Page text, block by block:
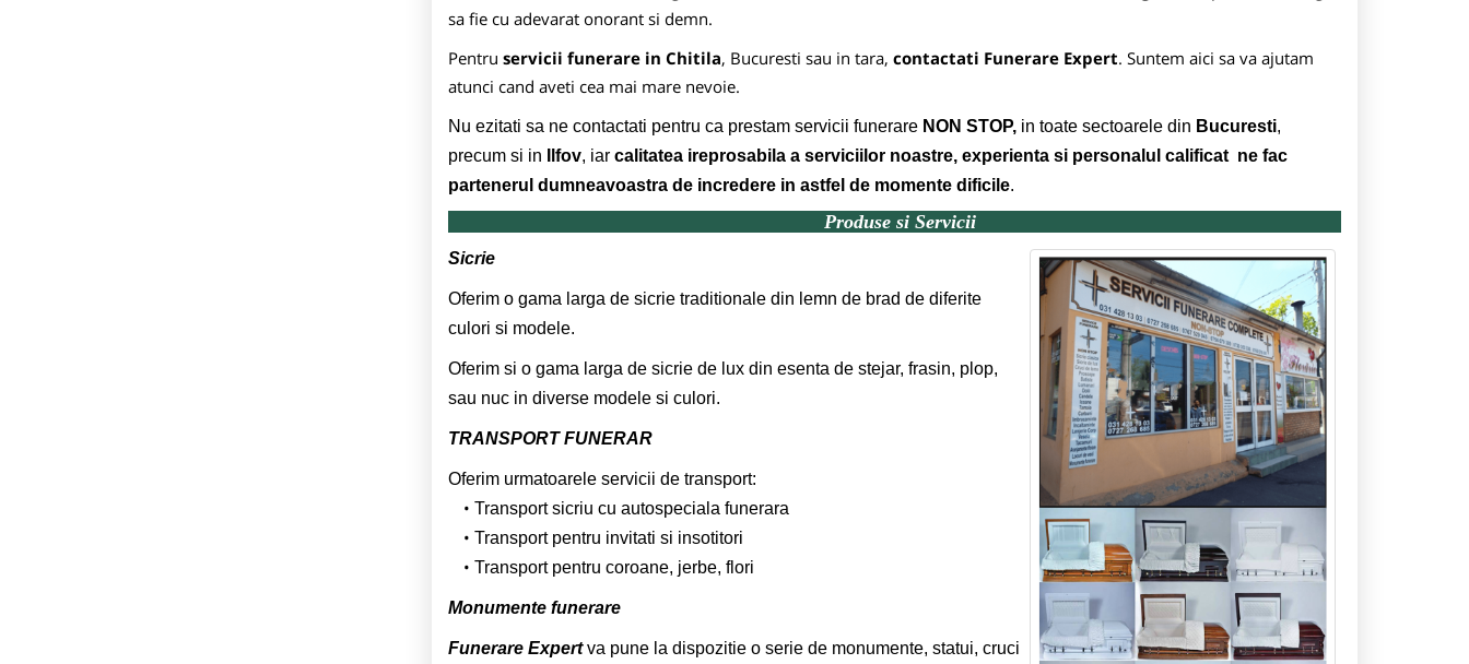
sa fie cu adevarat onorant si demn.
Pentru servicii funerare in Chitila, Bucuresti sau in tara, contactati Funerare Expert. Suntem aici sa va ajutam
atunci cand aveti cea mai mare nevoie.
Nu ezitati sa ne contactati pentru ca prestam servicii funerare NON STOP,in toate sectoarele din Bucuresti,
precum si in
Ilfov, iar calitatea ireprosabila a serviciilor noastre, experienta si personalul calificat ne fac
partenerul dumneavoastra de incredere in astfel de momente dificile.
Produse si Servicii
Sicrie
Oferim o gama larga de sicrie traditionale din lemn de brad de diferite
culori si modele.
Oferim si o gama larga de sicrie de lux din esenta de stejar, frasin, plop,
sau nuc in diverse modele si culori.
TRANSPORT FUNERAR
Oferim urmatoarele servicii de transport:
Transport sicriu cu autospeciala funerara
Transport pentru invitati si insotitori
Transport pentru coroane, jerbe, flori
Monumente funerare
Funerare Expertva pune la dispozitie o serie de monumente, statui, cruci